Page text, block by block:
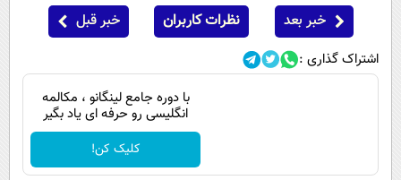
سلامت
بین الملل
خبر بعد نظرات کاربران خبر قبل
اشتراک گذاری :
با دوره جامع لینگانو ، مکالمه
انگلیسی رو حرفه ای یاد بگیر
کلیک کن!